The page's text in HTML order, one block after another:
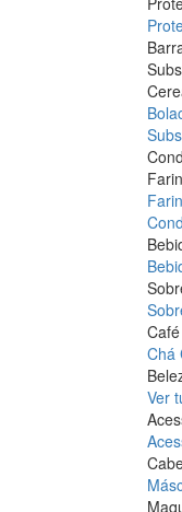
Chá
Ver